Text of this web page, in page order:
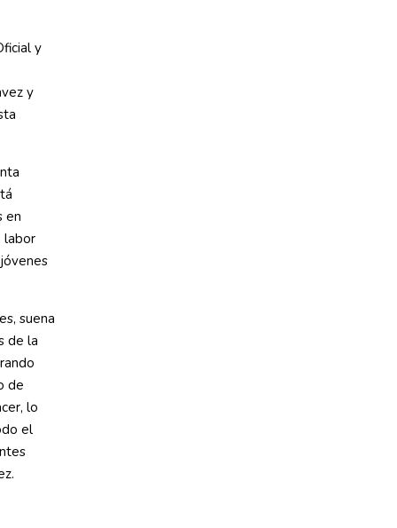
y
y
en
labor
suena
de la
de
lo
el